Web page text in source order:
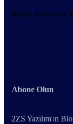
Bursa, Ankara ve
Abone Olun
2ZS Yazılım'ın